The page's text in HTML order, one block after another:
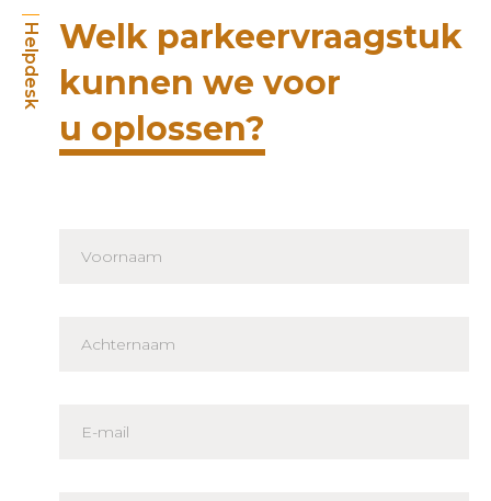
Helpdesk Welk parkeervraagstuk
kunnen we voor
u oplossen?